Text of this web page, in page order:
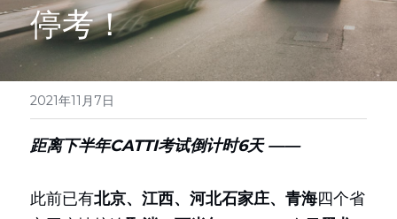
雅思托福
医学系列
翻译语种
翻译报价
停考！
2021年11月7日
距离下半年CATTI考试倒计时6天 ——
此前已有北京、江西、河北石家庄、青海四个省